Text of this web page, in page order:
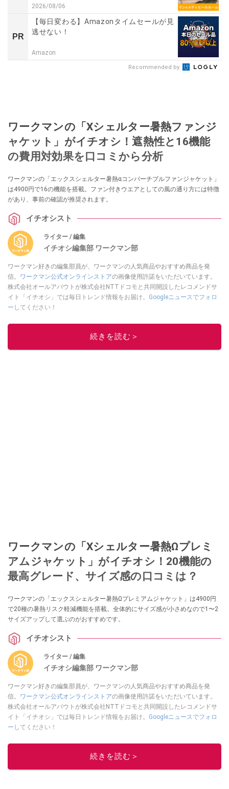
2026/08/06
PR
【毎日変わる】Amazonタイムセールが見
逃せない！
Amazon
Recommended by
ワークマンの「Xシェルター暑熱ファンジ
ャケット」がイチオシ！遮熱性と16機能
の費用対効果を口コミから分析
ワークマンの「エックスシェルター暑熱αコンバーチブルファンジャケット」
は4900円で16の機能を搭載。ファン付きウエアとしての風の通り方には特徴
があり、事前の確認が推奨されます。
イチオシスト
ライター / 編集
イチオシ編集部 ワークマン部
ワークマン好きの編集部員が、ワークマンの人気商品やおすすめ商品を発
信。 ワークマン公式オンラインストアの画像使用許諾をいただいています。
株式会社オールアバウトが株式会社NTTドコモと共同開設したレコメンドサ
イト「イチオシ」では毎日トレンド情報をお届け。 Googleニュースでフォロ
ー してください！
このイチオシストの他の記事を読む
続きを読む＞
ワークマンの「Xシェルター暑熱Ωプレミ
アムジャケット」がイチオシ！20機能の
最高グレード、サイズ感の口コミは？
ワークマンの「エックスシェルター暑熱Ωプレミアムジャケット」は4900円
で20種の暑熱リスク軽減機能を搭載。全体的にサイズ感が小さめなので1〜2
サイズアップして選ぶのがおすすめです。
イチオシスト
ライター / 編集
イチオシ編集部 ワークマン部
ワークマン好きの編集部員が、ワークマンの人気商品やおすすめ商品を発
信。 ワークマン公式オンラインストアの画像使用許諾をいただいています。
株式会社オールアバウトが株式会社NTTドコモと共同開設したレコメンドサ
イト「イチオシ」では毎日トレンド情報をお届け。 Googleニュースでフォロ
ー してください！
このイチオシストの他の記事を読む
続きを読む＞